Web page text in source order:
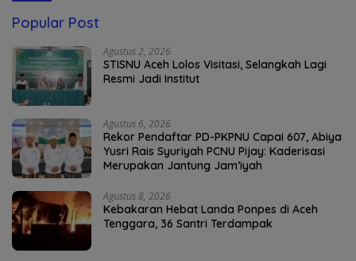
Popular Post
Agustus 2, 2026
STISNU Aceh Lolos Visitasi, Selangkah Lagi
Resmi Jadi Institut
Agustus 6, 2026
Rekor Pendaftar PD-PKPNU Capai 607, Abiya
Yusri Rais Syuriyah PCNU Pijay: Kaderisasi
Merupakan Jantung Jam’iyah
Agustus 8, 2026
Kebakaran Hebat Landa Ponpes di Aceh
Tenggara, 36 Santri Terdampak